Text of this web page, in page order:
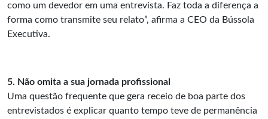
como um devedor em uma entrevista. Faz toda a diferença a
forma como transmite seu relato”, afirma a CEO da Bússola
Executiva.
5. Não omita a sua jornada profissional
Uma questão frequente que gera receio de boa parte dos
entrevistados é explicar quanto tempo teve de permanência